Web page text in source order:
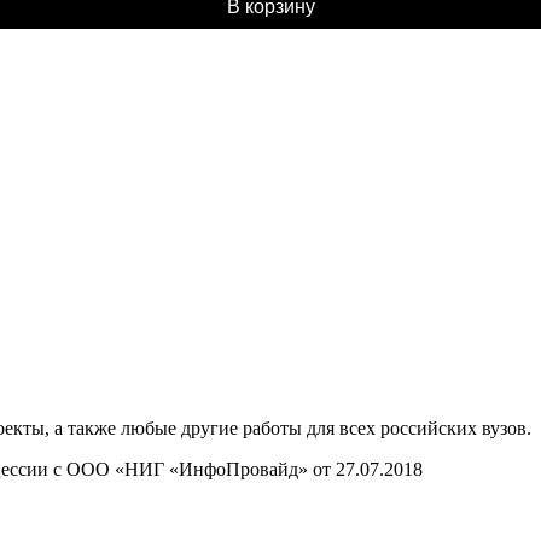
В корзину
а также любые другие работы для всех российских вузов.
с ООО «НИГ «ИнфоПровайд» от 27.07.2018